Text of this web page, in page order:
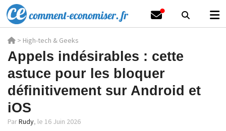
> High-tech & Geeks
Appels indésirables : cette
astuce pour les bloquer
définitivement sur Android et
iOS
ParRudy, le 16 Juin 2026